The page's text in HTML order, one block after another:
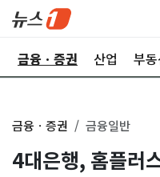
금융ㆍ증권 산업 부
금융ㆍ증권 금융일반
4대은행, 홈플러